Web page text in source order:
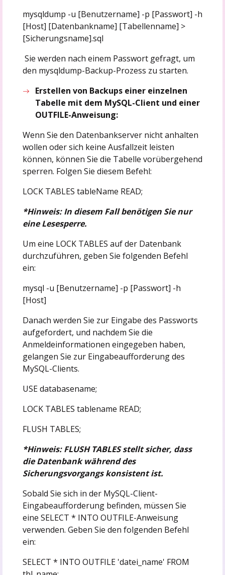
mysqldump -u [Benutzername] -p [Passwort] -h
[Host] [Datenbankname] [Tabellenname] >
[Sicherungsname].sql
Sie werden nach einem Passwort gefragt, um
den mysqldump-Backup-Prozess zu starten.
Erstellen von Backups einer einzelnen
Tabelle mit dem MySQL-Client und einer
OUTFILE-Anweisung:
Wenn Sie den Datenbankserver nicht anhalten
wollen oder sich keine Ausfallzeit leisten
können, können Sie die Tabelle vorübergehend
sperren. Folgen Sie diesem Befehl:
LOCK TABLES tableName READ;
*Hinweis: In diesem Fall benötigen Sie nur
eine Lesesperre.
Um eine LOCK TABLES auf der Datenbank
durchzuführen, geben Sie folgenden Befehl
ein:
mysql -u [Benutzername] -p [Passwort] -h
[Host]
Danach werden Sie zur Eingabe des Passworts
aufgefordert, und nachdem Sie die
Anmeldeinformationen eingegeben haben,
gelangen Sie zur Eingabeaufforderung des
MySQL-Clients.
USE databasename;
LOCK TABLES tablename READ;
FLUSH TABLES;
*Hinweis: FLUSH TABLES stellt sicher, dass
die Datenbank während des
Sicherungsvorgangs konsistent ist.
Sobald Sie sich in der MySQL-Client-
Eingabeaufforderung befinden, müssen Sie
eine SELECT * INTO OUTFILE-Anweisung
verwenden. Geben Sie den folgenden Befehl
ein:
SELECT * INTO OUTFILE 'datei_name' FROM